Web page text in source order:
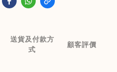
送貨及付款方
式
顧客評價